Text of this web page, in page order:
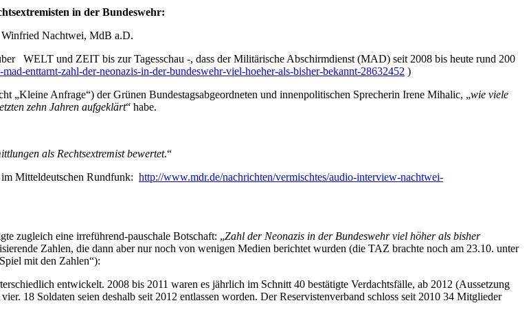
in der Bundeswehr:
Winfried Nachtwei, MdB a.D.
WELT und ZEIT bis zur Tagesschau -, dass der Militärische Abschirmdienst (MAD) seit 2008 bis heute rund 200
enttarnt-zahl-der-neonazis-in-der-bundeswehr-viel-hoeher-als-bisher-bekannt-28632452 )
Anfrage“) der Grünen Bundestagsabgeordneten und innenpolitischen Sprecherin Irene Mihalic, „wie viele
zehn Jahren aufgeklärt“ habe.
als Rechtsextremist bewertet.“
Mitteldeutschen Rundfunk: http://www.mdr.de/nachrichten/vermischtes/audio-interview-nachtwei-
zugleich eine irreführend-pauschale Botschaft: „Zahl der Neonazis in der Bundeswehr viel höher als bisher
Zahlen, die dann aber nur noch von wenigen Medien berichtet wurden (die TAZ brachte noch am 23.10. unter
mit den Zahlen“):
entwickelt. 2008 bis 2011 waren es jährlich im Schnitt 40 bestätigte Verdachtsfälle, ab 2012 (Aussetzung
18 Soldaten seien deshalb seit 2012 entlassen worden. Der Reservistenverband schloss seit 2010 34 Mitglieder